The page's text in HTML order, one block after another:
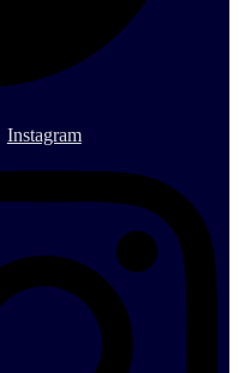
Instagram